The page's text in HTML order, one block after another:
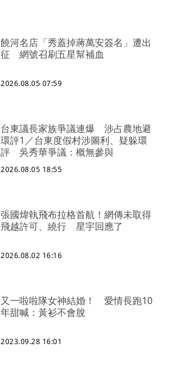
饒河名店「秀蓋掉蔣萬安簽名」遭出
征 網號召刷五星幫補血
2026.08.05 07:59
台東議長家族爭議連爆 涉占農地避
環評1／台東度假村涉圖利、疑躲環
評 吳秀華爭議：概無參與
2026.08.05 18:55
張國煒執飛布拉格首航！網傳未取得
飛越許可、繞行 星宇回應了
2026.08.02 16:16
又一啦啦隊女神結婚！ 愛情長跑10
年甜喊：黃衫不會脫
2023.09.28 16:01